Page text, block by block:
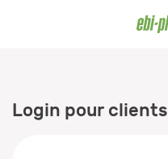
Login pour clients